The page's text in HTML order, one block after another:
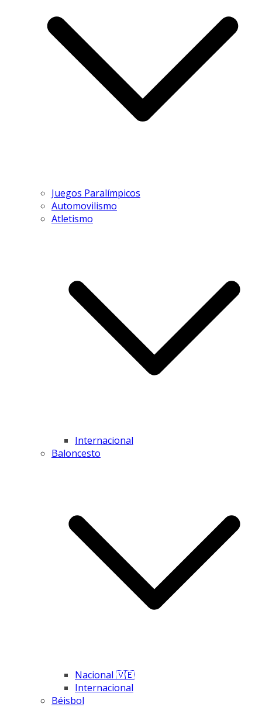
Juegos Paralímpicos
Automovilismo
Atletismo
Internacional
Baloncesto
Nacional 🇻🇪
Internacional
Béisbol